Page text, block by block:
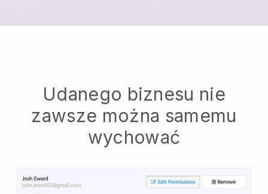
Udanego biznesu nie
zawsze można samemu
wychować